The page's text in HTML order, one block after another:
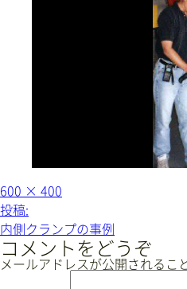
フ
ル
サ
イ
ズ
600 × 400
投
稿
ナ
ビ
投稿:
内側クランプの事例
コメントをどうぞ
メールアドレスが公開されるこ